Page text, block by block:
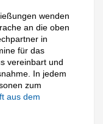
wenden
an die oben
in
für das
vereinbart und
In jedem
zum
aus dem